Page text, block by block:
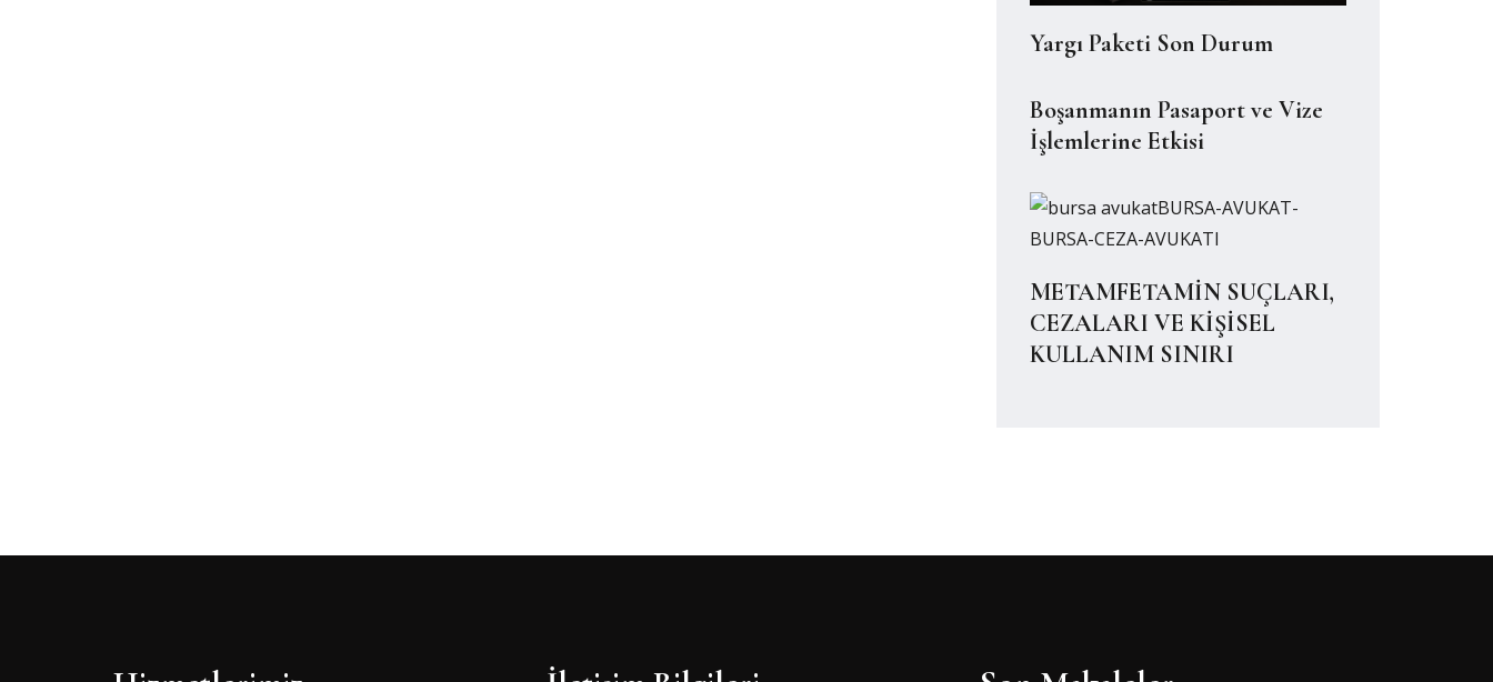
Yargı Paketi Son Durum
Boşanmanın Pasaport ve Vize
İşlemlerine Etkisi
METAMFETAMİN SUÇLARI,
CEZALARI VE KİŞİSEL
KULLANIM SINIRI